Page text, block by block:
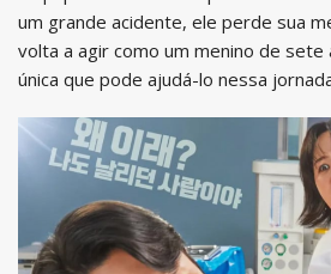
um grande acidente, ele perde sua
volta a agir como um menino de sete
única que pode ajudá-lo nessa